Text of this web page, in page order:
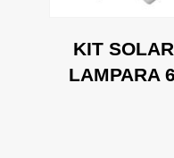
KIT
LAMPARA